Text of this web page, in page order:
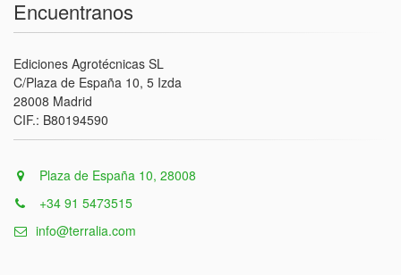
Encuentranos
Ediciones Agrotécnicas SL
C/Plaza de España 10, 5 Izda
28008 Madrid
CIF.: B80194590
Plaza de España 10, 28008
+34 91 5473515
info@terralia.com